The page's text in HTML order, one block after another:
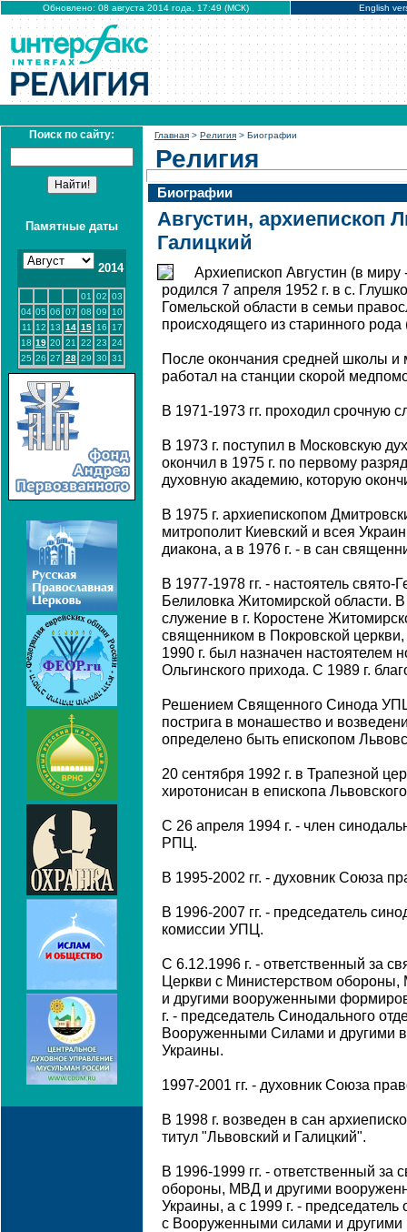
Обновлено: 08 августа 2014 года, 17:49 (МСК) English
Поиск по сайту:
Памятные даты
2014
01 02 03
04 05 06 07 08 09
10
11
12 13 14 15 16
17
18 19 20 21 22 23 24
25 26 27 28 29 30 31
Главная > Религия > Биографии
Религия
Биографии
Августин, архиепископ
Галицкий
Архиепископ Августин (в
родился 7 апреля 1952 г. в с.
Гомельской области в семьи
происходящего из старинного рода
После окончания средней школы и
работал на станции скорой
В 1971-1973 гг. проходил срочную
В 1973 г. поступил в Московскую
окончил в 1975 г. по первому
духовную академию, которую
В 1975 г. архиепископом
митрополит Киевский и всея
диакона, а в 1976 г. - в сан
В 1977-1978 гг. - настоятель свято-
Белиловка Житомирской области. В
служение в г. Коростене
священником в Покровской
1990 г. был назначен настоятелем
Ольгинского прихода. С 1989 г.
Решением Священного Синода УПЦ
пострига в монашество и
определено быть епископом
20 сентября 1992 г. в Трапезной
хиротонисан в епископа
С 26 апреля 1994 г. - член
РПЦ.
В 1995-2002 гг. - духовник Союза
В 1996-2007 гг. - председатель
комиссии УПЦ.
С 6.12.1996 г. - ответственный за
Церкви с Министерством обороны,
и другими вооруженными
г. - председатель Синодального
Вооруженными Силами и другими
Украины.
1997-2001 гг. - духовник Союза
В 1998 г. возведен в сан
титул "Львовский и Галицкий".
В 1996-1999 гг. - ответственный
обороны, МВД и другими
Украины, а с 1999 г. -
с Вооруженными силами и